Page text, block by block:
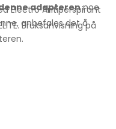
adapterennoe
anbefales det å
.
Electro Antiperspirant
Bruksanvisning på